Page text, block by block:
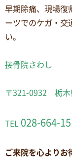
早期除痛、現場復
ーツでのケガ・交
い。
接骨院さわし
〒321-0932 栃木
TEL 028-664-
ご来院を心よりお